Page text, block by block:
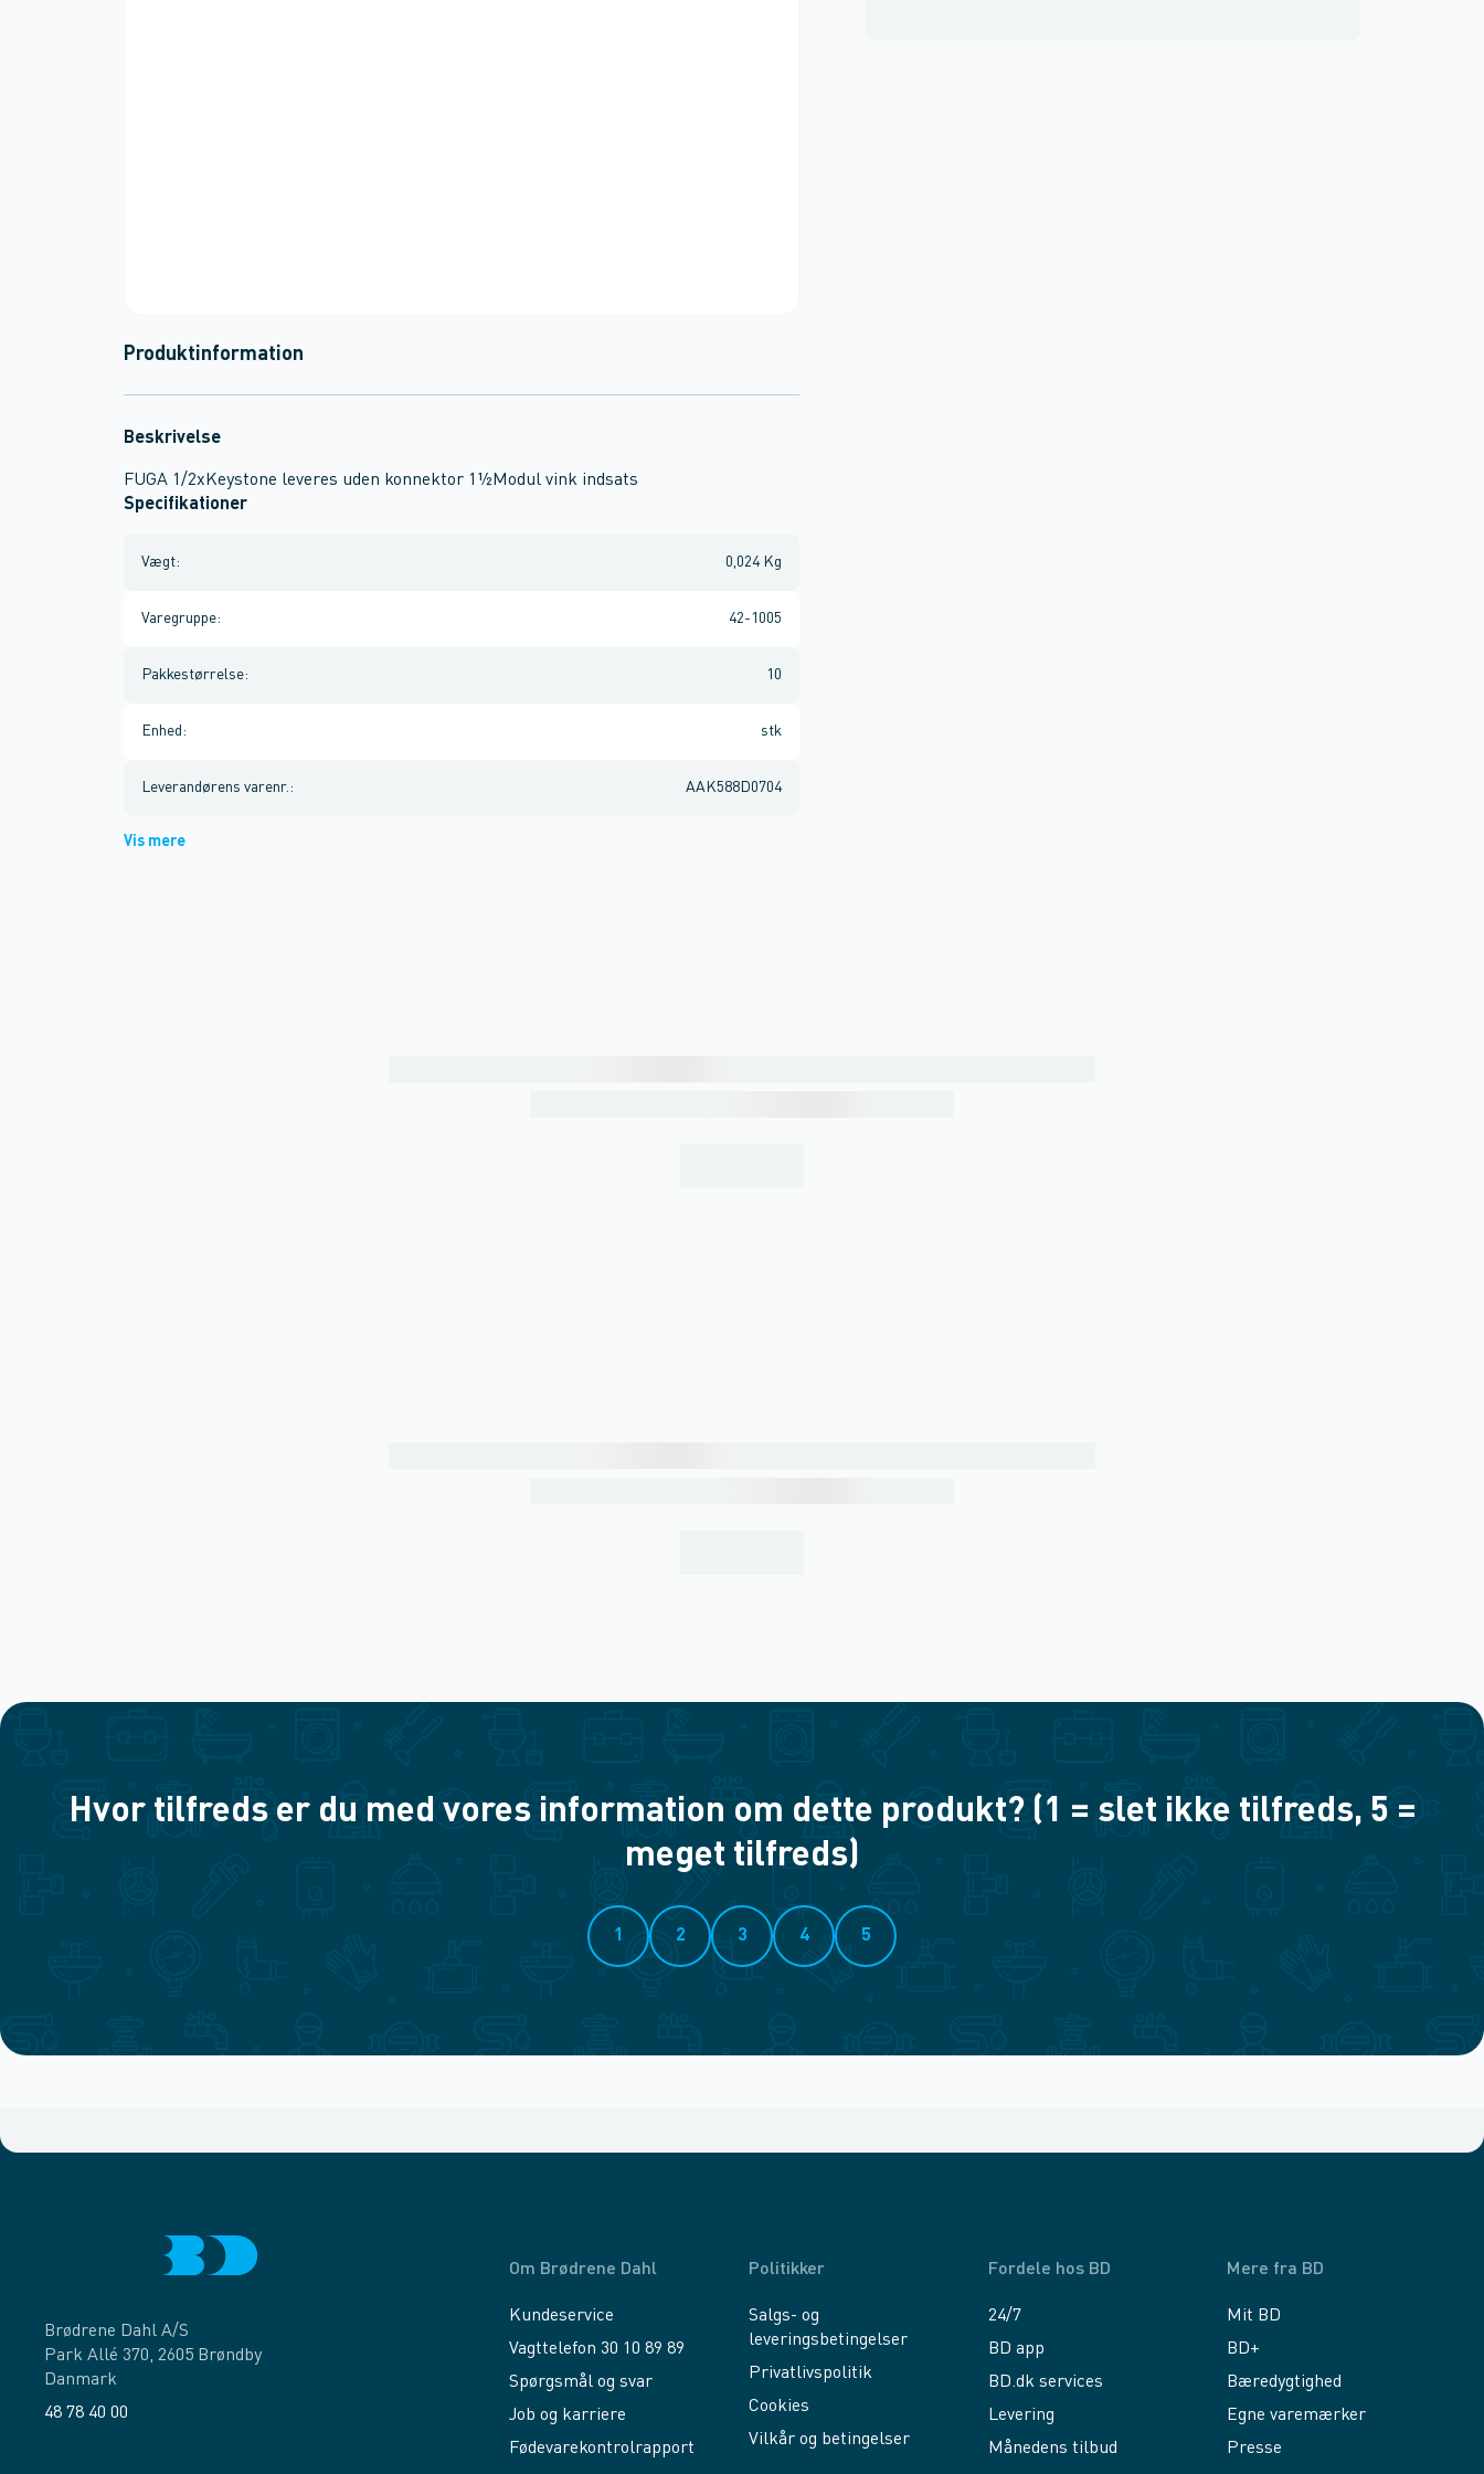
Produktinformation
Beskrivelse
FUGA 1/2xKeystone leveres uden konnektor 1½Modul vink indsats
Specifikationer
Vægt: 0,024 Kg
Varegruppe: 42-1005
Pakkestørrelse: 10
Enhed : stk
Leverandørens varenr. : AAK588D0704
Vis mere
Hvor tilfreds er du med vores information om dette produkt? (1 = slet ikke tilfreds, 5 =
meget tilfreds)
1 2 3 4 5
Brødrene Dahl A/S
Park Allé 370, 2605 Brøndby
Danmark
48 78 40 00
Om Brødrene Dahl
Kundeservice
Vagttelefon 30 10 89 89
Spørgsmål og svar
Job og karriere
Fødevarekontrolrapport
Politikker
Salgs- og
leveringsbetingelser
Privatlivspolitik
Cookies
Vilkår og betingelser
Fordele hos BD
24/7
BD app
BD.dk services
Levering
Månedens tilbud
Mere fra BD
Mit BD
BD+
Bæredygtighed
Egne varemærker
Presse